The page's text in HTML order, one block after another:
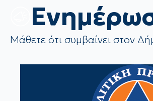
Μάθετε ότι συμβαίνει στον